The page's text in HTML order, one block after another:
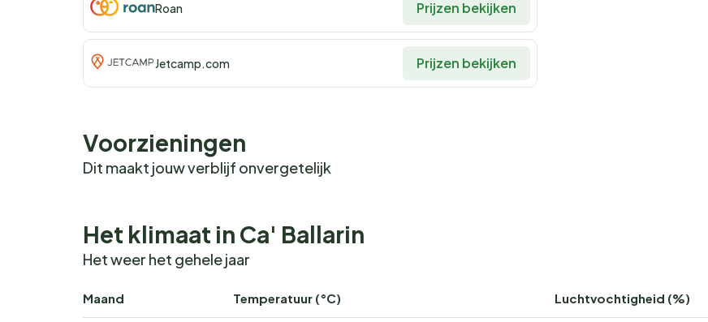
natuurliefhebbers zijn er prachtige fietsroutes en wandelpaden in de regio. En in de zomer kun je genieten
van watersporten, terwijl de wintermaanden perfect zijn voor schaatsen of een bezoek aan de
kerstmarkten.
Boek nu jouw onvergetelijke vakantie
Wil jij wakker worden met het geluid van fluitende vogels en de geur van verse broodjes? Boek nu jouw plek
bij Camping Union Lido Mare
populaire periodes zijn snel volgeboekt.
Roan Prijzen bekijken
Jetcamp.com Prijzen bekijken
Voorzieningen
Dit maakt jouw verblijf onvergetelijk
Het klimaat in Ca' Ballarin
Het weer het gehele jaar
Maand Temperatuur (°C) Luchtvochtigheid (%)